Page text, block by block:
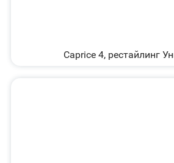
Caprice 4, рестайлинг